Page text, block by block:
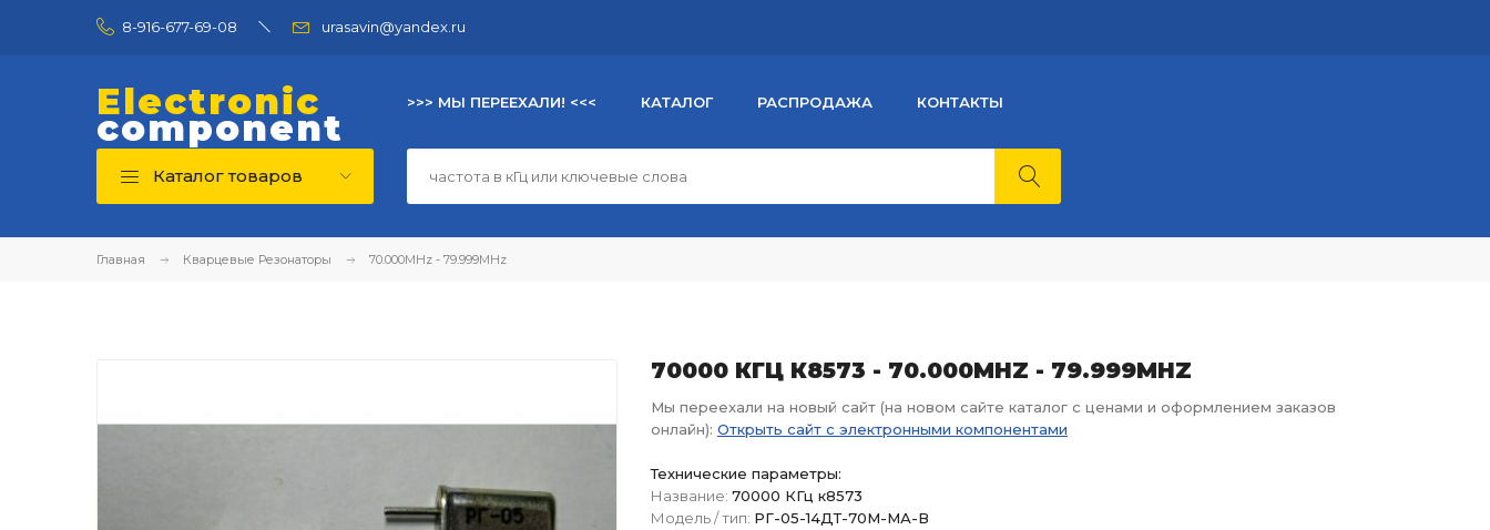
8-916-677-69-08 urasavin@yandex.ru
Electronic
component
>>> МЫ ПЕРЕЕХАЛИ! <<< КАТАЛОГ РАСПРОДАЖА КОНТАКТЫ
Каталог товаров
Главная Кварцевые Резонаторы 70.000MHz - 79.999MHz
70000 КГЦ К8573 - 70.000MHZ - 79.999MHZ
Мы переехали на новый сайт (на новом сайте каталог с ценами и оформлением заказов
онлайн): Открыть сайт с электронными компонентами
Технические параметры:
Название: 70000 КГц к8573
Модель / тип: РГ-05-14ДТ-70М-МА-В